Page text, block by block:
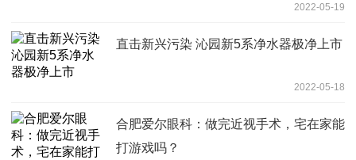
2022-05-19
直击新兴污染 沁园新5系净水器极净上市
2022-05-18
合肥爱尔眼科：做完近视手术，宅在家能
打游戏吗？